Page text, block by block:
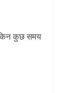
कुछ समय